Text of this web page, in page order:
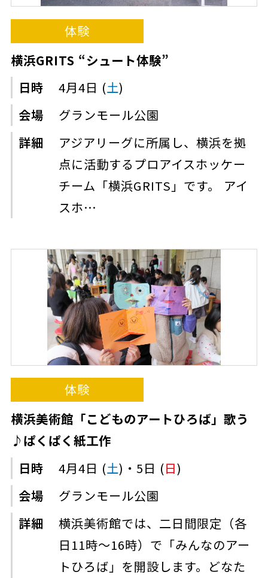
体験
横浜GRITS “シュート体験”
日時 4月4日 (土)
会場
グランモール公園
詳細
アジアリーグに所属し、横浜を拠
点に活動するプロアイスホッケー
チーム「横浜GRITS」です。 アイ
スホ…
体験
横浜美術館「こどものアートひろば」歌う
♪ぱくぱく紙工作
日時 4月4日 (土)・5日 (日)
会場
グランモール公園
詳細
横浜美術館では、二日間限定（各
日11時～16時）で「みんなのアー
トひろば」を開設します。どなた